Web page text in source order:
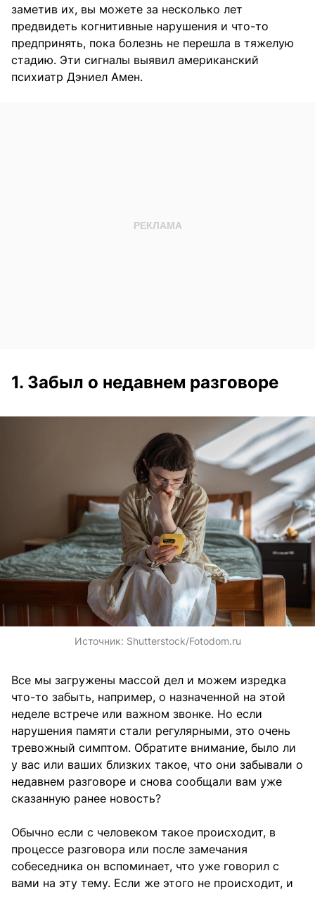
заметив их, вы можете за несколько лет
предвидеть когнитивные нарушения и что-то
предпринять, пока болезнь не перешла в тяжелую
стадию. Эти сигналы выявил американский
психиатр Дэниел Амен.
1. Забыл о недавнем разговоре
Источник: Shutterstock/Fotodom.ru
Все мы загружены массой дел и можем изредка
что-то забыть, например, о назначенной на этой
неделе встрече или важном звонке. Но если
нарушения памяти стали регулярными, это очень
тревожный симптом. Обратите внимание, было ли
у вас или ваших близких такое, что они забывали о
недавнем разговоре и снова сообщали вам уже
сказанную ранее новость?
Обычно если с человеком такое происходит, в
процессе разговора или после замечания
собеседника он вспоминает, что уже говорил с
вами на эту тему. Если же этого не происходит, и